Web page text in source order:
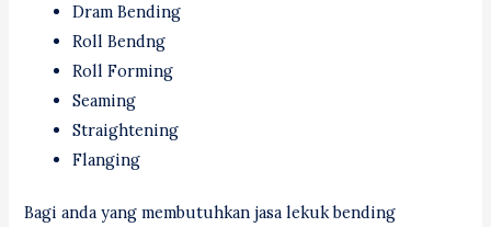
Dram Bending
Roll Bendng
Roll Forming
Seaming
Straightening
Flanging
Bagi anda yang membutuhkan jasa lekuk bending